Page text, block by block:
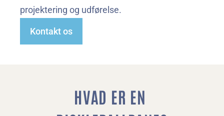
projektering og udførelse.
Kontakt os
HVAD ER EN